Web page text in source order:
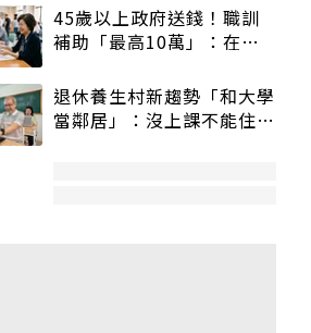
45歲以上政府送錢！職訓
補助「最高10萬」：在
退休養生村新趨勢「和大學
當鄰居」：沒上課不能住、